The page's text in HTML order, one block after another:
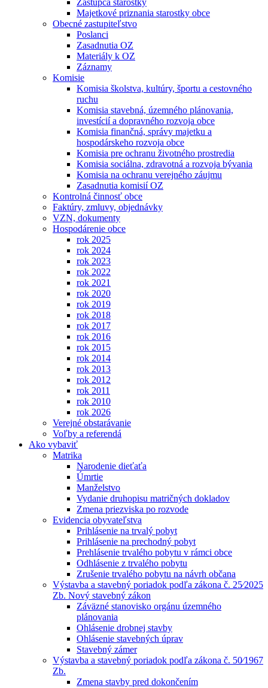
Zástupca starostky
Majetkové priznania starostky obce
Obecné zastupiteľstvo
Poslanci
Zasadnutia OZ
Materiály k OZ
Záznamy
Komisie
Komisia školstva, kultúry, športu a cestovného
ruchu
Komisia stavebná, územného plánovania,
investícií a dopravného rozvoja obce
Komisia finančná, správy majetku a
hospodárskeho rozvoja obce
Komisia pre ochranu životného prostredia
Komisia sociálna, zdravotná a rozvoja bývania
Komisia na ochranu verejného záujmu
Zasadnutia komisií OZ
Kontrolná činnosť obce
Faktúry, zmluvy, objednávky
VZN, dokumenty
Hospodárenie obce
rok 2025
rok 2024
rok 2023
rok 2022
rok 2021
rok 2020
rok 2019
rok 2018
rok 2017
rok 2016
rok 2015
rok 2014
rok 2013
rok 2012
rok 2011
rok 2010
rok 2026
Verejné obstarávanie
Voľby a referendá
Ako vybaviť
Matrika
Narodenie dieťaťa
Úmrtie
Manželstvo
Vydanie druhopisu matričných dokladov
Zmena priezviska po rozvode
Evidencia obyvateľstva
Prihlásenie na trvalý pobyt
Prihlásenie na prechodný pobyt
Prehlásenie trvalého pobytu v rámci obce
Odhlásenie z trvalého pobytu
Zrušenie trvalého pobytu na návrh občana
Výstavba a stavebný poriadok podľa zákona č. 25⁄2025
Zb. Nový stavebný zákon
Záväzné stanovisko orgánu územného
plánovania
Ohlásenie drobnej stavby
Ohlásenie stavebných úprav
Stavebný zámer
Výstavba a stavebný poriadok podľa zákona č. 50⁄1967
Zb.
Zmena stavby pred dokončením